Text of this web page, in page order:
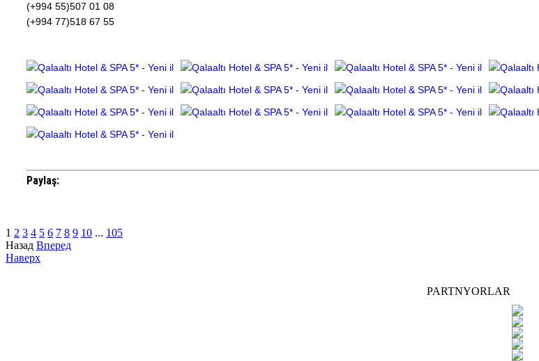
(+994 55)507 01 08
(+994 77)518 67 55
Paylaş:
1 2 3 4 5 6 7 8 9 10 ... 105
Назад Вперед
Наверх
PARTNYORLAR